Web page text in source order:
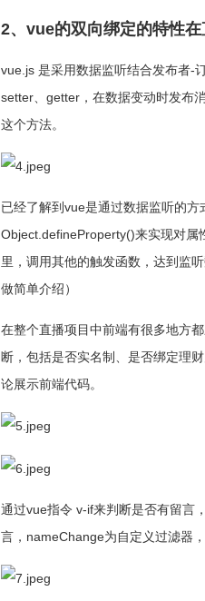
2、vue的双向绑定的特性在
vue.js 是采用数据监听结合发布者-
setter、getter，在数据变动时发布
这个方法。
已经了解到vue是通过数据监听的
Object.defineProperty()来实现对属
里，调用其他的触发函数，达到监
做简单介绍）
在整个直播项目中前端有很多地方
断，包括是否实名制、是否绑定理
论展示前端代码。
通过vue指令 v-if来判断是否有留言
言，nameChange为自定义过滤器